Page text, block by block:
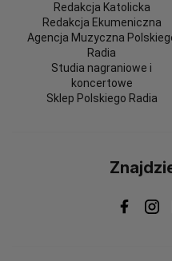
Redakcja Katolicka
Redakcja Ekumeniczna
Agencja Muzyczna
Radia
Studia nagraniowe i
koncertowe
Sklep Polskiego Radia